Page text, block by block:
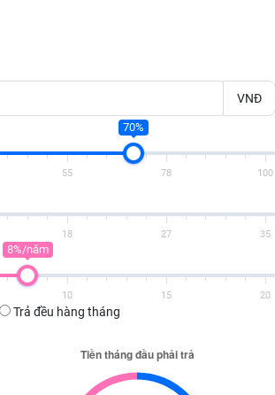
VNĐ
70%
55 78 100
18 27 35
8%/năm
10 15 20
Trả đều hàng tháng